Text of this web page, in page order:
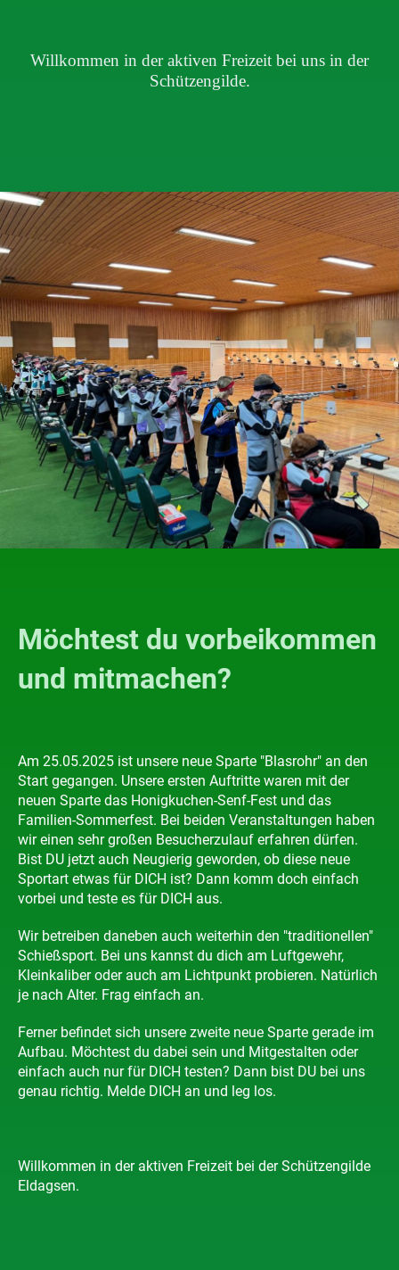
Willkommen in der aktiven Freizeit bei uns in der
Schützengilde.
Möchtest du vorbeikommen
und mitmachen?
Am 25.05.2025 ist unsere neue Sparte "Blasrohr" an den
Start gegangen. Unsere ersten Auftritte waren mit der
neuen Sparte das Honigkuchen-Senf-Fest und das
Familien-Sommerfest. Bei beiden Veranstaltungen haben
wir einen sehr großen Besucherzulauf erfahren dürfen.
Bist DU jetzt auch Neugierig geworden, ob diese neue
Sportart etwas für DICH ist? Dann komm doch einfach
vorbei und teste es für DICH aus.
Wir betreiben daneben auch weiterhin den "traditionellen"
Schießsport. Bei uns kannst du dich am Luftgewehr,
Kleinkaliber oder auch am Lichtpunkt probieren. Natürlich
je nach Alter. Frag einfach an.
Ferner befindet sich unsere zweite neue Sparte gerade im
Aufbau. Möchtest du dabei sein und Mitgestalten oder
einfach auch nur für DICH testen? Dann bist DU bei uns
genau richtig. Melde DICH an und leg los.
Willkommen in der aktiven Freizeit bei der Schützengilde
Eldagsen.